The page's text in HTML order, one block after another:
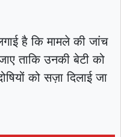
है कि मामले की जांच
ताकि उनकी बेटी को
को सज़ा दिलाई जा